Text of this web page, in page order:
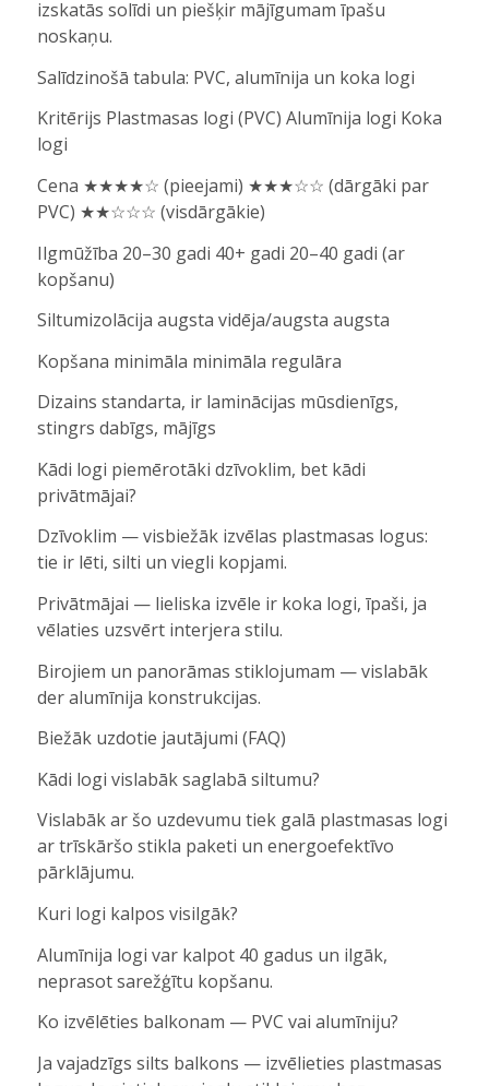
izskatās solīdi un piešķir mājīgumam īpašu
noskaņu.
Salīdzinošā tabula: PVC, alumīnija un koka logi
Kritērijs Plastmasas logi (PVC) Alumīnija logi Koka
logi
Cena ★★★★☆ (pieejami) ★★★☆☆ (dārgāki par
PVC) ★★☆☆☆ (visdārgākie)
Ilgmūžība 20–30 gadi 40+ gadi 20–40 gadi (ar
kopšanu)
Siltumizolācija augsta vidēja/augsta augsta
Kopšana minimāla minimāla regulāra
Dizains standarta, ir laminācijas mūsdienīgs,
stingrs dabīgs, mājīgs
Kādi logi piemērotāki dzīvoklim, bet kādi
privātmājai?
Dzīvoklim — visbiežāk izvēlas plastmasas logus:
tie ir lēti, silti un viegli kopjami.
Privātmājai — lieliska izvēle ir koka logi, īpaši, ja
vēlaties uzsvērt interjera stilu.
Birojiem un panorāmas stiklojumam — vislabāk
der alumīnija konstrukcijas.
Biežāk uzdotie jautājumi (FAQ)
Kādi logi vislabāk saglabā siltumu?
Vislabāk ar šo uzdevumu tiek galā plastmasas logi
ar trīskāršo stikla paketi un energoefektīvo
pārklājumu.
Kuri logi kalpos visilgāk?
Alumīnija logi var kalpot 40 gadus un ilgāk,
neprasot sarežģītu kopšanu.
Ko izvēlēties balkonam — PVC vai alumīniju?
Ja vajadzīgs silts balkons — izvēlieties plastmasas